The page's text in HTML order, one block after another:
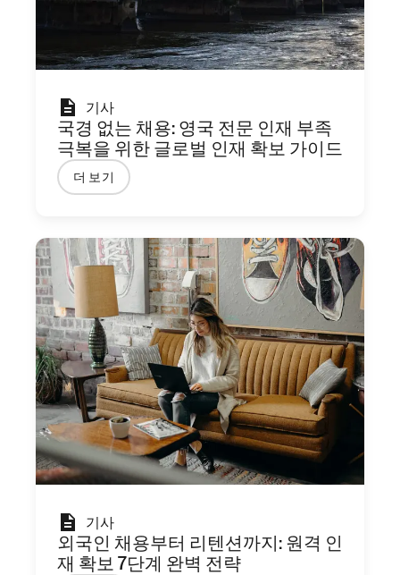
기사
국경 없는 채용: 영국 전문 인재 부족
극복을 위한 글로벌 인재 확보 가이드
더 보기
기사
외국인 채용부터 리텐션까지: 원격 인
재 확보 7단계 완벽 전략